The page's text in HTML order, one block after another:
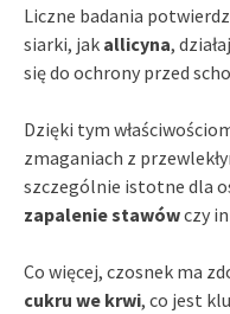
Liczne badania
siarki, jak allicyna,
się do ochrony przed
Dzięki tym
zmaganiach z
szczególnie istotne dla
zapalenie stawówczy
Co więcej, czosnek ma
cukru we krwi, co jest